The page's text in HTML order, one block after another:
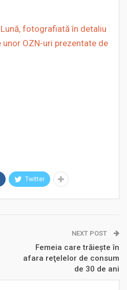
fotografiată în detaliu
OZN-uri prezentate de
Twitter
NEXT POST
Femeia care trăieşte în
afara reţelelor de consum
de 30 de ani